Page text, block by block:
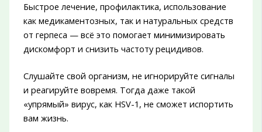
Быстрое лечение, профилактика, использование
как медикаментозных, так и натуральных средств
от герпеса — всё это помогает минимизировать
дискомфорт и снизить частоту рецидивов.
Слушайте свой организм, не игнорируйте сигналы
и реагируйте вовремя. Тогда даже такой
«упрямый» вирус, как HSV-1, не сможет испортить
вам жизнь.